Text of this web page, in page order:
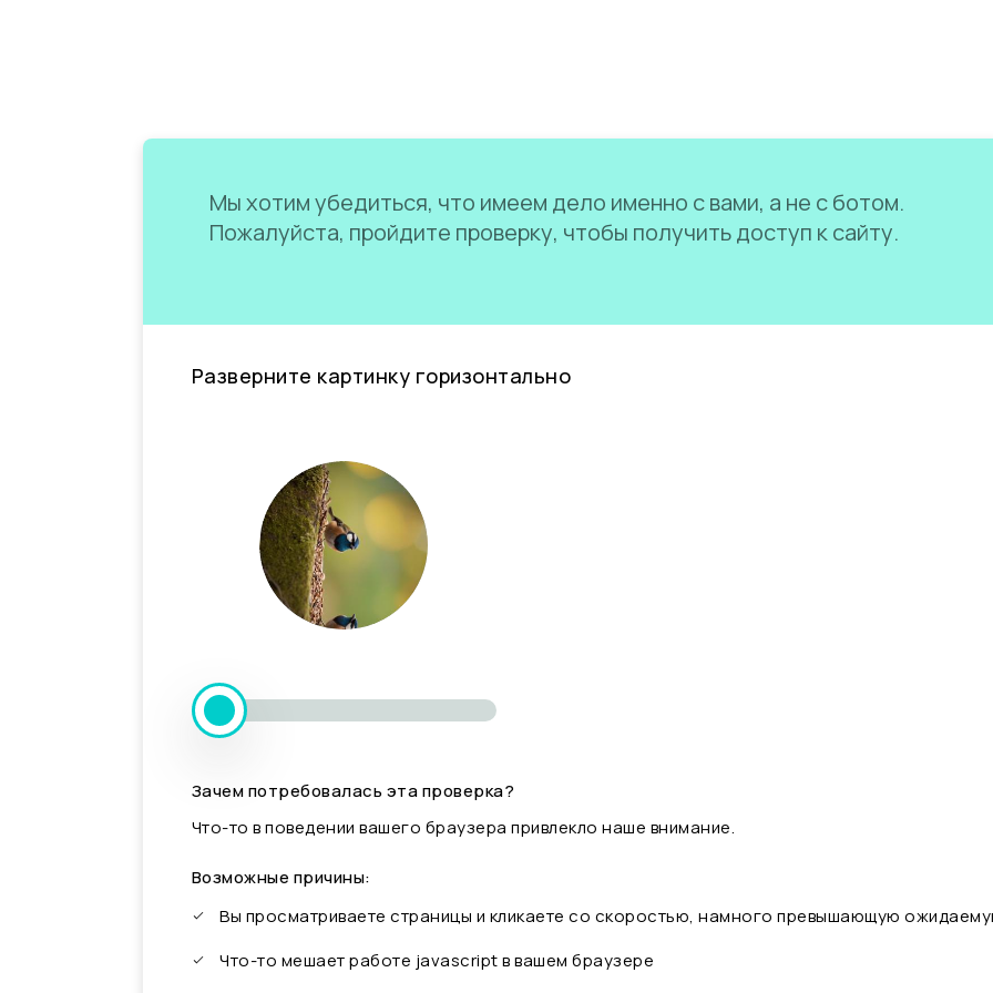
Мы хотим убедиться, что имеем дело именно с вами, а не с ботом.
Пожалуйста, пройдите проверку, чтобы получить доступ к сайту.
Разверните картинку горизонтально
Зачем потребовалась эта проверка?
Что-то в поведении вашего браузера привлекло наше внимание.
Возможные причины:
Вы просматриваете страницы и кликаете со скоростью, намного превышающую
Что-то мешает работе javascript в вашем браузере